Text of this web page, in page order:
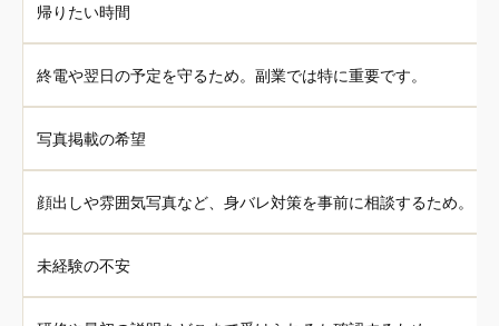
帰りたい時間
終電や翌日の予定を守るため。副業では特に重要です。
写真掲載の希望
顔出しや雰囲気写真など、身バレ対策を事前に相談するため。
未経験の不安